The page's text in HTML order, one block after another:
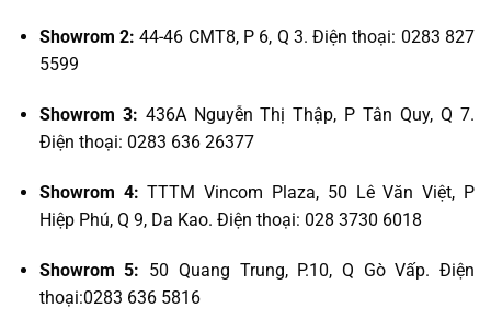
Showrom 2: 44-46 CMT8, P 6, Q 3. Điện thoại: 0283 827
5599
Showrom 3: 436A Nguyễn Thị Thập, P Tân Quy, Q 7.
Điện thoại: 0283 636 26377
Showrom 4:TTTM Vincom Plaza, 50 Lê Văn Việt, P
Hiệp Phú, Q 9, Da Kao. Điện thoại: 028 3730 6018
Showrom 5: 50 Quang Trung, P.10, Q Gò Vấp. Điện
thoại:0283 636 5816